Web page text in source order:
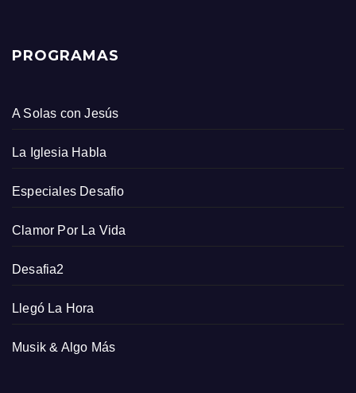
PROGRAMAS
A Solas con Jesús
La Iglesia Habla
Especiales Desafio
Clamor Por La Vida
Desafia2
Llegó La Hora
Musik & Algo Más